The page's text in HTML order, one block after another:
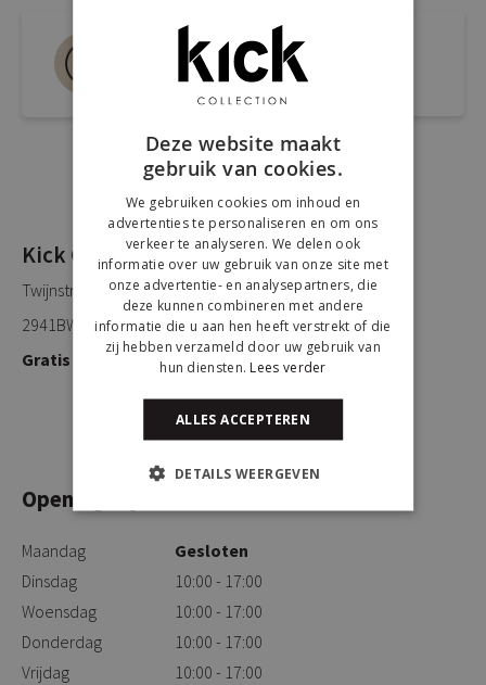
Bel ons 0180-660999
Spreek een medewerker
Kick Collection
Twijnstraweg 2
2941BW Lekkerkerk
Gratis parkeren
Openingstijden
Maandag
Gesloten
Dinsdag
10:00 - 17:00
Woensdag
10:00 - 17:00
Donderdag
10:00 - 17:00
Vrijdag
10:00 - 17:00
Deze website maakt
gebruik van cookies.
We gebruiken cookies om inhoud en
advertenties te personaliseren en om ons
verkeer te analyseren. We delen ook
informatie over uw gebruik van onze site met
onze advertentie- en analysepartners, die
deze kunnen combineren met andere
informatie die u aan hen heeft verstrekt of die
zij hebben verzameld door uw gebruik van
hun diensten. Lees verder
ALLES ACCEPTEREN
DETAILS WEERGEVEN